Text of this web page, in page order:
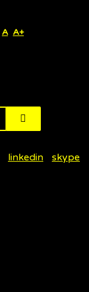
A A+
linkedin skype